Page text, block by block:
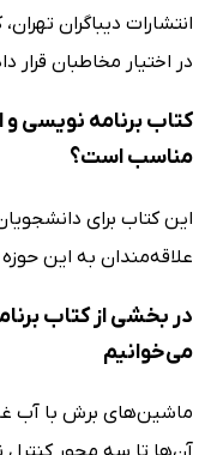
در اختیار مخاطبان قرار
مناسب است؟
علاقه‌مندان به این
می‌خوانیم
ماشین‌های برش با آب